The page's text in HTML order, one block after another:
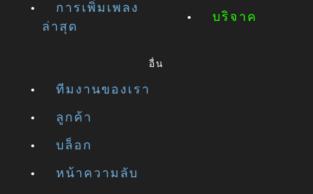
การเพิ่มเพลง
ล่าสุด
บริจาค
อื่น
ทีมงานของเรา
ลูกค้า
บล็อก
หน้าความลับ